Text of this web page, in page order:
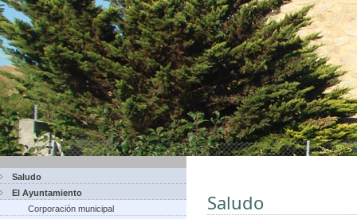
Saludo
El Ayuntamiento
Corporación municipal
Saludo